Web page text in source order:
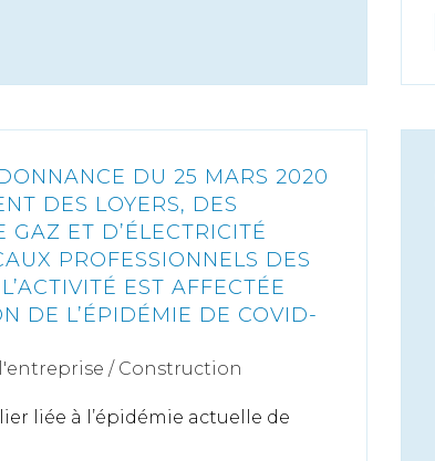
DU 25 MARS 2020
DES LOYERS, DES
GAZ ET D’ÉLECTRICITÉ
PROFESSIONNELS DES
EST AFFECTÉE
DE L’ÉPIDÉMIE DE COVID-
/ Construction
liée à l’épidémie actuelle de